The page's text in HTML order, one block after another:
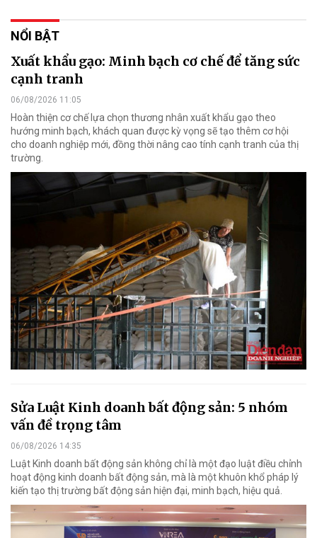
NỔI BẬT
Xuất khẩu gạo: Minh bạch cơ chế để tăng sức
cạnh tranh
06/08/2026 11:05
Hoàn thiện cơ chế lựa chọn thương nhân xuất khẩu gạo theo
hướng minh bạch, khách quan được kỳ vọng sẽ tạo thêm cơ hội
cho doanh nghiệp mới, đồng thời nâng cao tính cạnh tranh của thị
trường.
Sửa Luật Kinh doanh bất động sản: 5 nhóm
vấn đề trọng tâm
06/08/2026 14:35
Luật Kinh doanh bất động sản không chỉ là một đạo luật điều chỉnh
hoạt động kinh doanh bất động sản, mà là một khuôn khổ pháp lý
kiến tạo thị trường bất động sản hiện đại, minh bạch, hiệu quả.